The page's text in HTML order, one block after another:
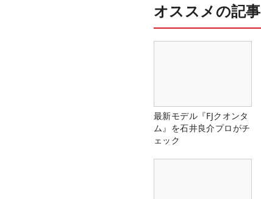
オススメの記事
最新モデル『FJクオンタ
ム』を石井良介プロがチ
ェック